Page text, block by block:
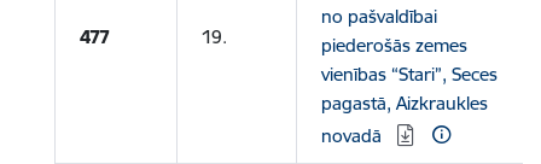
477 19.
no pašvaldībai
piederošās zemes
vienības “Stari”, Seces
pagastā, Aizkraukles
novadā